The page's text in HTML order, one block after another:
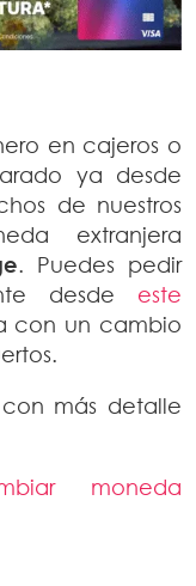
en cajeros o
ya desde
de nuestros
extranjera
. Puedes pedir
desde este
con un cambio
más detalle
moneda